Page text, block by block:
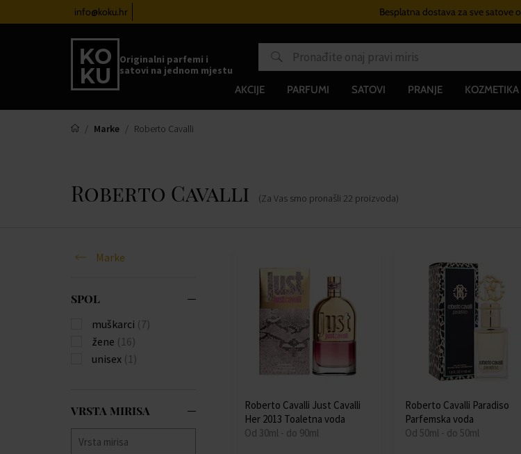
info@koku.hr Besplatna dostava za sve satove
Originalni parfemi i
satovi na jednom mjestu
AKCIJE PARFUMI SATOVI PRANJE KOZMETIKA
Marke Roberto Cavalli
Roberto Cavalli (Za Vas smo pronašli 22 proizvoda)
Marke
SPOL
muškarci (7)
žene (16)
unisex (1)
VRSTA MIRISA
Roberto Cavalli Just Cavalli
Her 2013 Toaletna voda
Od 30ml - do 90ml
Roberto Cavalli Paradiso
Parfemska voda
Od 50ml - do 50ml